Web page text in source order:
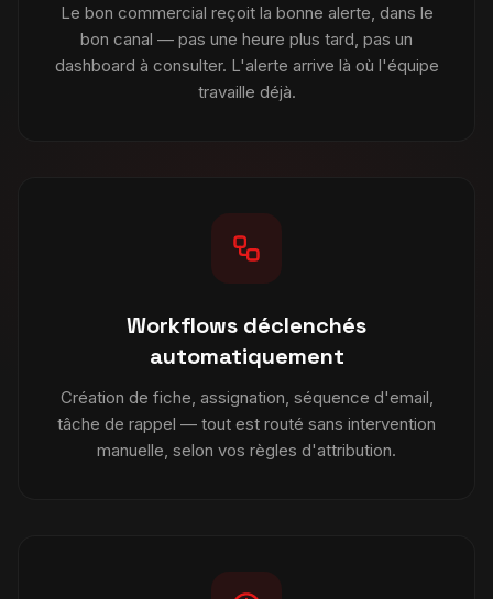
Le bon commercial reçoit la bonne alerte, dans le
bon canal — pas une heure plus tard, pas un
dashboard à consulter. L'alerte arrive là où l'équipe
travaille déjà.
Workflows déclenchés
automatiquement
Création de fiche, assignation, séquence d'email,
tâche de rappel — tout est routé sans intervention
manuelle, selon vos règles d'attribution.